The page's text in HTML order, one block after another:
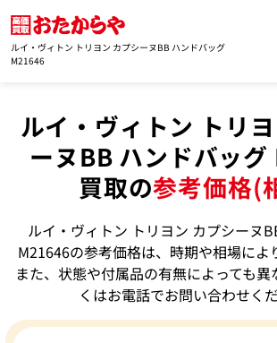
ルイ・ヴィトン トリヨン カプシーヌBB ハンドバッグ
M21646
ルイ・ヴィトン トリ
ーヌBB ハンドバッ
買取の参考価格(
ルイ・ヴィトン トリヨン カプシーヌ
M21646の参考価格は、時期や相場によ
また、状態や付属品の有無によっても
くはお電話でお問い合わせくだ